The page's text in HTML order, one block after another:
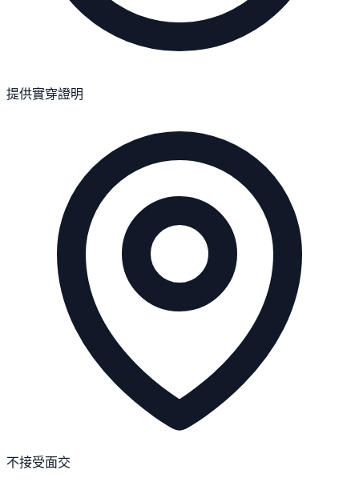
提供實穿證明
不接受面交